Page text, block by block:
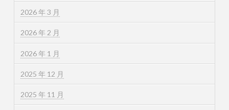
2026 年 3 月
2026 年 2 月
2026 年 1 月
2025 年 12 月
2025 年 11 月